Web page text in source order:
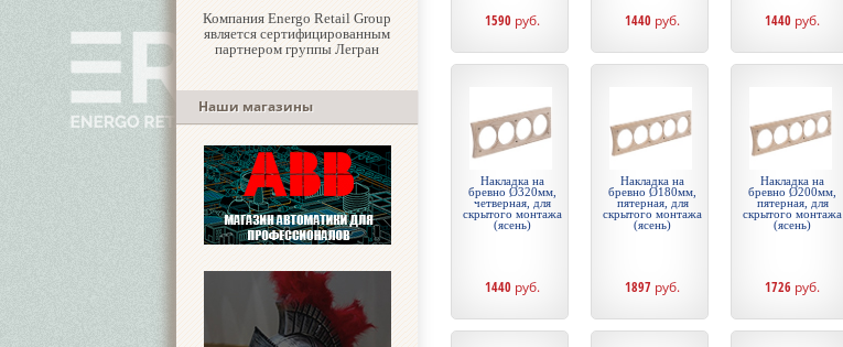
Компания Energo Retail Group
является сертифицированным
партнером группы Легран
Наши магазины
1590 руб. 1440 руб. 1440 руб.
Накладка на
бревно Ø320мм,
четверная, для
скрытого монтажа
(ясень)
1440 руб.
Накладка на
бревно Ø180мм,
пятерная, для
скрытого монтажа
(ясень)
1897 руб.
Накладка на
бревно Ø200мм,
пятерная, для
скрытого монтажа
(ясень)
1726 руб.